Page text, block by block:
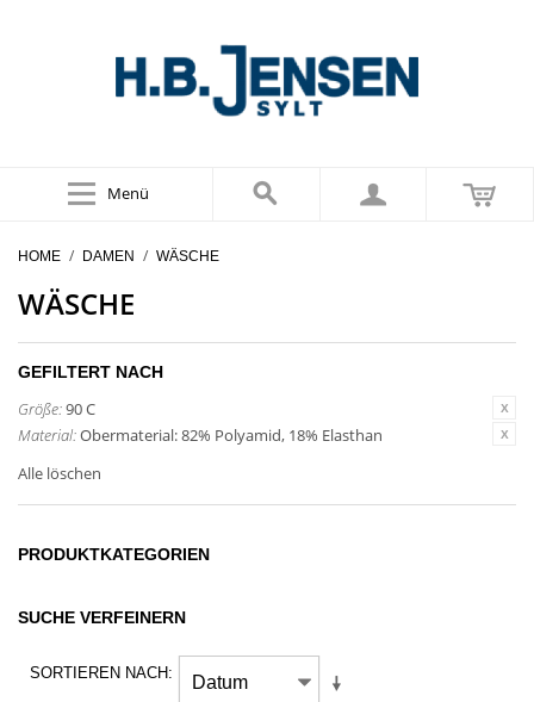
Menü
HOME / DAMEN / WÄSCHE
WÄSCHE
GEFILTERT NACH
Größe:90 C
Material:Obermaterial: 82% Polyamid, 18% Elasthan
Alle löschen
PRODUKTKATEGORIEN
SUCHE VERFEINERN
SORTIEREN NACH